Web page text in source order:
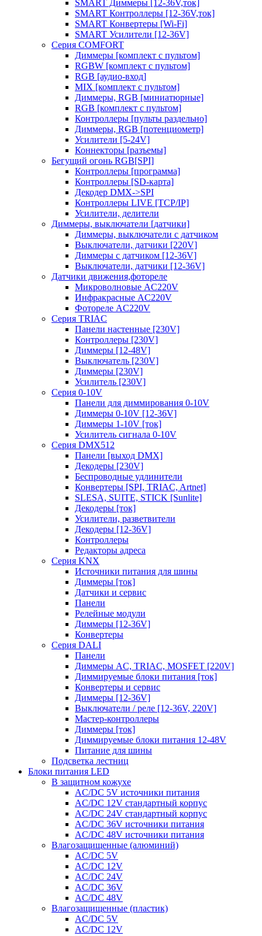
SMART Диммеры [12-36V,ток]
SMART Контроллеры [12-36V,ток]
SMART Конвертеры [Wi-Fi]
SMART Усилители [12-36V]
Серия COMFORT
Диммеры [комплект с пультом]
RGBW [комплект с пультом]
RGB [аудио-вход]
MIX [комплект с пультом]
Диммеры, RGB [миниатюрные]
RGB [комплект с пультом]
Контроллеры [пульты раздельно]
Диммеры, RGB [потенциометр]
Усилители [5-24V]
Коннекторы [разъемы]
Бегущий огонь RGB[SPI]
Контроллеры [программа]
Контроллеры [SD-карта]
Декодер DMX->SPI
Контроллеры LIVE [TCP/IP]
Усилители, делители
Диммеры, выключатели [датчики]
Диммеры, выключатели с датчиком
Выключатели, датчики [220V]
Диммеры с датчиком [12-36V]
Выключатели, датчики [12-36V]
Датчики движения,фотореле
Микроволновые AC220V
Инфракрасные AC220V
Фотореле AC220V
Серия TRIAC
Панели настенные [230V]
Контроллеры [230V]
Диммеры [12-48V]
Выключатель [230V]
Диммеры [230V]
Усилитель [230V]
Серия 0-10V
Панели для диммирования 0-10V
Диммеры 0-10V [12-36V]
Диммеры 1-10V [ток]
Усилитель сигнала 0-10V
Серия DMX512
Панели [выход DMX]
Декодеры [230V]
Беспроводные удлинители
Конвертеры [SPI, TRIAC, Artnet]
SLESA, SUITE, STICK [Sunlite]
Декодеры [ток]
Усилители, разветвители
Декодеры [12-36V]
Контроллеры
Редакторы адреса
Серия KNX
Источники питания для шины
Диммеры [ток]
Датчики и сервис
Панели
Релейные модули
Диммеры [12-36V]
Конвертеры
Серия DALI
Панели
Диммеры AC, TRIAC, MOSFET [220V]
Диммируемые блоки питания [ток]
Конвертеры и сервис
Диммеры [12-36V]
Выключатели / реле [12-36V, 220V]
Мастер-контроллеры
Диммеры [ток]
Диммируемые блоки питания 12-48V
Питание для шины
Подсветка лестниц
Блоки питания LED
В защитном кожухе
AC/DC 5V источники питания
AC/DC 12V стандартный корпус
AC/DC 24V стандартный корпус
AC/DC 36V источники питания
AC/DC 48V источники питания
Влагозащищенные (алюминий)
AC/DC 5V
AC/DC 12V
AC/DC 24V
AC/DC 36V
AC/DC 48V
Влагозащищенные (пластик)
AC/DC 5V
AC/DC 12V